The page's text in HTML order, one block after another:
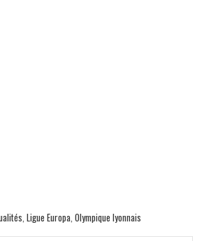
, Ligue Europa, Olympique lyonnais